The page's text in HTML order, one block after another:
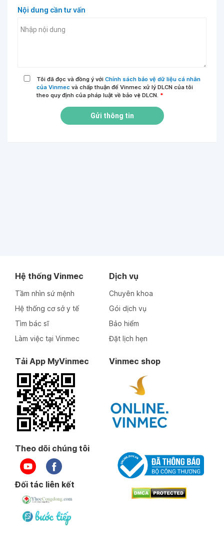
Nội dung cần tư vấn
Tôi đã đọc và đồng ý với Chính sách bảo vệ dữ liệu cá nhân
của Vinmec và chấp thuận để Vinmec xử lý DLCN của tôi
theo quy định của pháp luật về bảo vệ DLCN. *
Gửi thông tin
Hệ thống Vinmec
Tầm nhìn sứ mệnh
Hệ thống cơ sở y tế
Tìm bác sĩ
Làm việc tại Vinmec
Dịch vụ
Chuyên khoa
Gói dịch vụ
Bảo hiểm
Đặt lịch hẹn
Tải App MyVinmec Vinmec shop
Theo dõi chúng tôi
Đối tác liên kết